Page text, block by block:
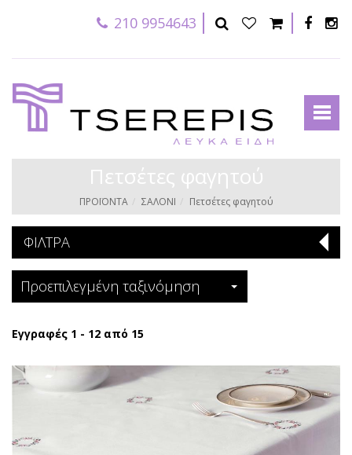
210 9954643
Πετσέτες φαγητού
ΠΡΟΪΟΝΤΑ ΣΑΛΟΝΙ Πετσέτες φαγητού
ΦΙΛΤΡΑ
Προεπιλεγμένη ταξινόμηση
Εγγραφές 1 - 12 από 15